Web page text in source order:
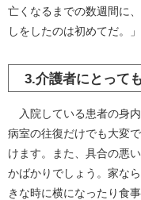
亡くなるまでの数週間に
しをしたのは初めてだ。
3.介護者にとって
入院している患者の身
病室の往復だけでも大変
けます。また、具合の悪
かばかりでしょう。家な
きな時に横になったり食